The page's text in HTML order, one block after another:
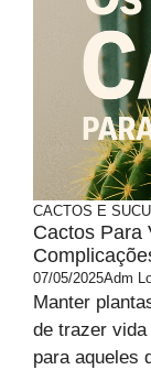
CACTOS E
Cactos Para
07/05/2025Adm
Manter
de trazer
para aqueles